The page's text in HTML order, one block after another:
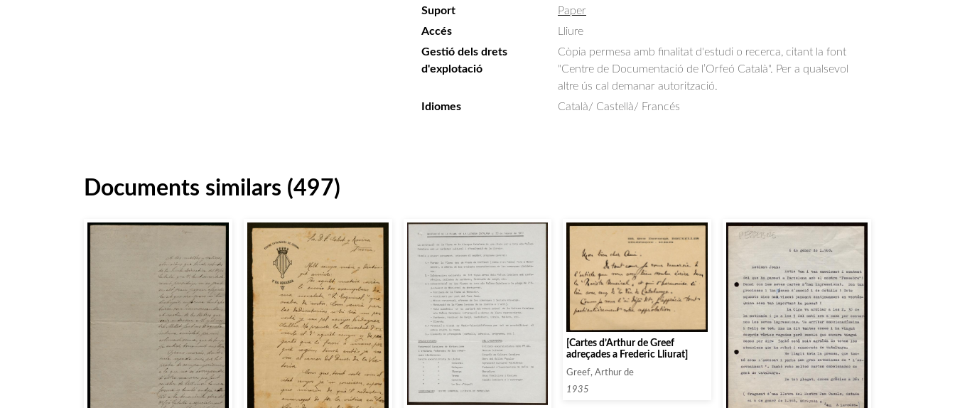
Suport
Paper
Accés
Lliure
Gestió dels drets
d'explotació
Còpia permesa amb finalitat d'estudi o recerca, citant la font
"Centre de Documentació de l’Orfeó Català". Per a qualsevol
altre ús cal demanar autorització.
Idiomes
Català/ Castellà/ Francés
Documents similars (497)
[Cartes d’Arthur de Greef
adreçades a Frederic Lliurat]
Greef, Arthur de
1935